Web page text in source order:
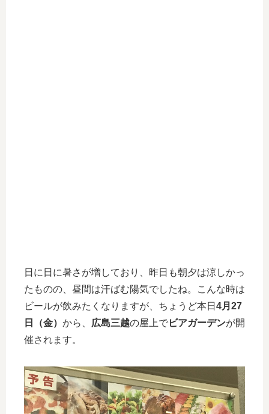
日に日に暑さが増しており、昨日も朝夕は涼しかっ
たものの、昼間は汗ばむ陽気でしたね。こんな時は
ビールが飲みたくなりますが、ちょうど本日 4月27
日（金） から、 広島三越の屋上でビアガーデンが開
催されます。